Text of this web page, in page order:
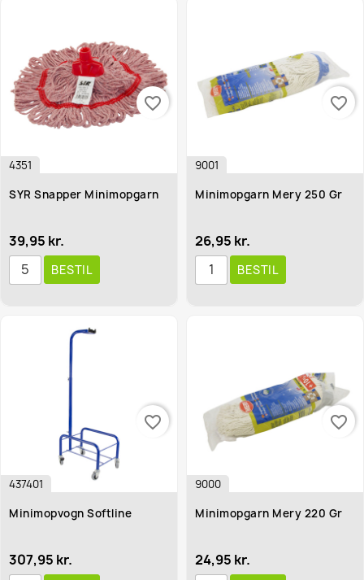
4351
SYR Snapper Minimopgarn
39,95 kr.
BESTIL
favorite_border
9001
Minimopgarn Mery 250 Gr
26,95 kr.
BESTIL
favorite_border
437401
Minimopvogn Softline
307,95 kr.
favorite_border
9000
Minimopgarn Mery 220 Gr
24,95 kr.
favorite_border